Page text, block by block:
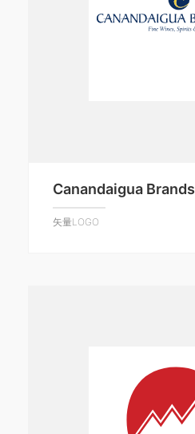
Canandaigua Brands
矢量LOGO